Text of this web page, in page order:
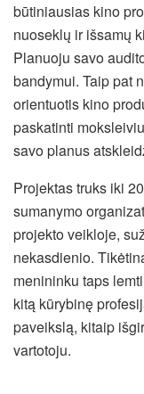
būtiniausias kino
nuoseklų ir išsamų
Planuoju savo
bandymui. Taip pat
orientuotis kino
paskatinti
savo planus
Projektas truks iki
sumanymo
projekto veikloje,
nekasdienio.
menininku taps
kitą kūrybinę
paveikslą, kitaip
vartotoju.